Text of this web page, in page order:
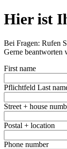
Hier ist
Bei Fragen: Rufen
Gerne beantworten
First name
Pflichtfeld Last
Street + house
Postal + location
Phone number